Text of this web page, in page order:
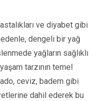
ve diyabet gibi
dengeli bir yağ
yağların sağlıklı
tarzının temel
ceviz, badem gibi
dahil ederek bu